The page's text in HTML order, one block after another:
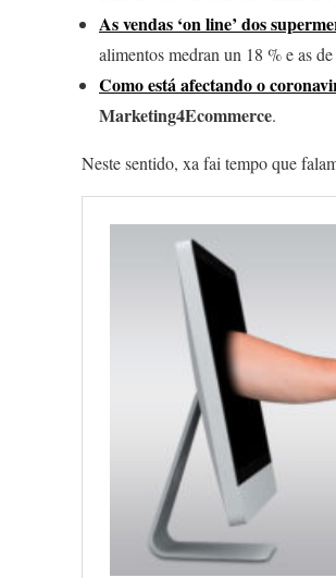
As vendas ‘on line’ dos
alimentos medran un 18 % e as
Como está afectando o
Marketing4Ecommerce.
Neste sentido, xa fai tempo que